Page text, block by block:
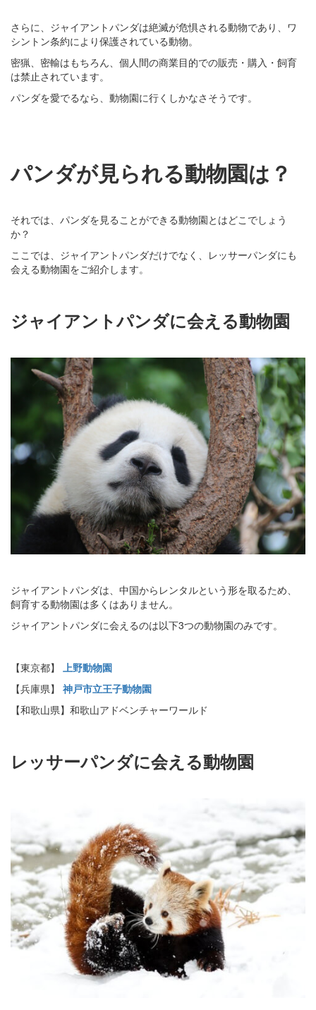
さらに、ジャイアントパンダは絶滅が危惧される動物であり、ワ
シントン条約により保護されている動物。
密猟、密輸はもちろん、個人間の商業目的での販売・購入・飼育
は禁止されています。
パンダを愛でるなら、動物園に行くしかなさそうです。
パンダが見られる動物園は？
それでは、パンダを見ることができる動物園とはどこでしょう
か？
ここでは、ジャイアントパンダだけでなく、レッサーパンダにも
会える動物園をご紹介します。
ジャイアントパンダに会える動物園
ジャイアントパンダは、中国からレンタルという形を取るため、
飼育する動物園は多くはありません。
ジャイアントパンダに会えるのは以下3つの動物園のみです。
【東京都】
上野動物園
【兵庫県】 神戸市立王子動物園
【和歌山県】和歌山アドベンチャーワールド
レッサーパンダに会える動物園